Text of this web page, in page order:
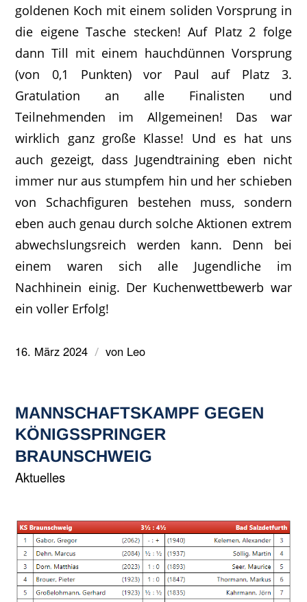
goldenen Koch mit einem soliden Vorsprung in
die eigene Tasche stecken! Auf Platz 2 folge
dann Till mit einem hauchdünnen Vorsprung
(von 0,1 Punkten) vor Paul auf Platz 3.
Gratulation an alle Finalisten und
Teilnehmenden im Allgemeinen! Das war
wirklich ganz große Klasse! Und es hat uns
auch gezeigt, dass Jugendtraining eben nicht
immer nur aus stumpfem hin und her schieben
von Schachfiguren bestehen muss, sondern
eben auch genau durch solche Aktionen extrem
abwechslungsreich werden kann. Denn bei
einem waren sich alle Jugendliche im
Nachhinein einig. Der Kuchenwettbewerb war
ein voller Erfolg!
16. März 2024 / von Leo
MANNSCHAFTSKAMPF GEGEN
KÖNIGSSPRINGER
BRAUNSCHWEIG
Aktuelles